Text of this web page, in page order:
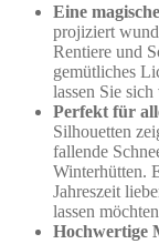
Eine
projiziert
Rentiere und
gemütliches
lassen Sie
Perfekt für
Silhouetten
fallende
Winterhütten.
Jahreszeit
lassen
Hochwertige